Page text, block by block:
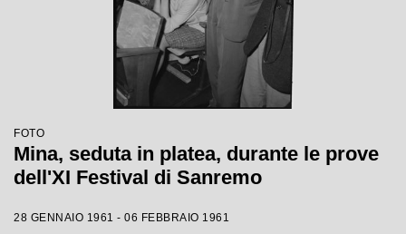
FOTO
Mina, seduta in platea, durante le prove
dell'XI Festival di Sanremo
28 GENNAIO 1961 - 06 FEBBRAIO 1961